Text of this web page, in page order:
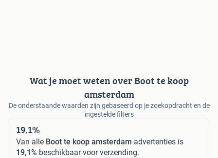
Wat je moet weten over Boot te koop
amsterdam
De onderstaande waarden zijn gebaseerd op je zoekopdracht en de
ingestelde filters
19,1%
Van alle Boot te koop amsterdam advertenties is
19,1% beschikbaar voor verzending.